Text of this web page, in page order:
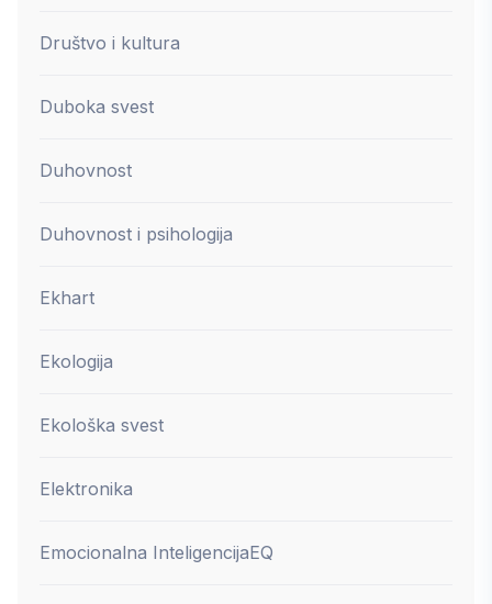
Društvo i kultura
Duboka svest
Duhovnost
Duhovnost i psihologija
Ekhart
Ekologija
Ekološka svest
Elektronika
Emocionalna InteligencijaEQ